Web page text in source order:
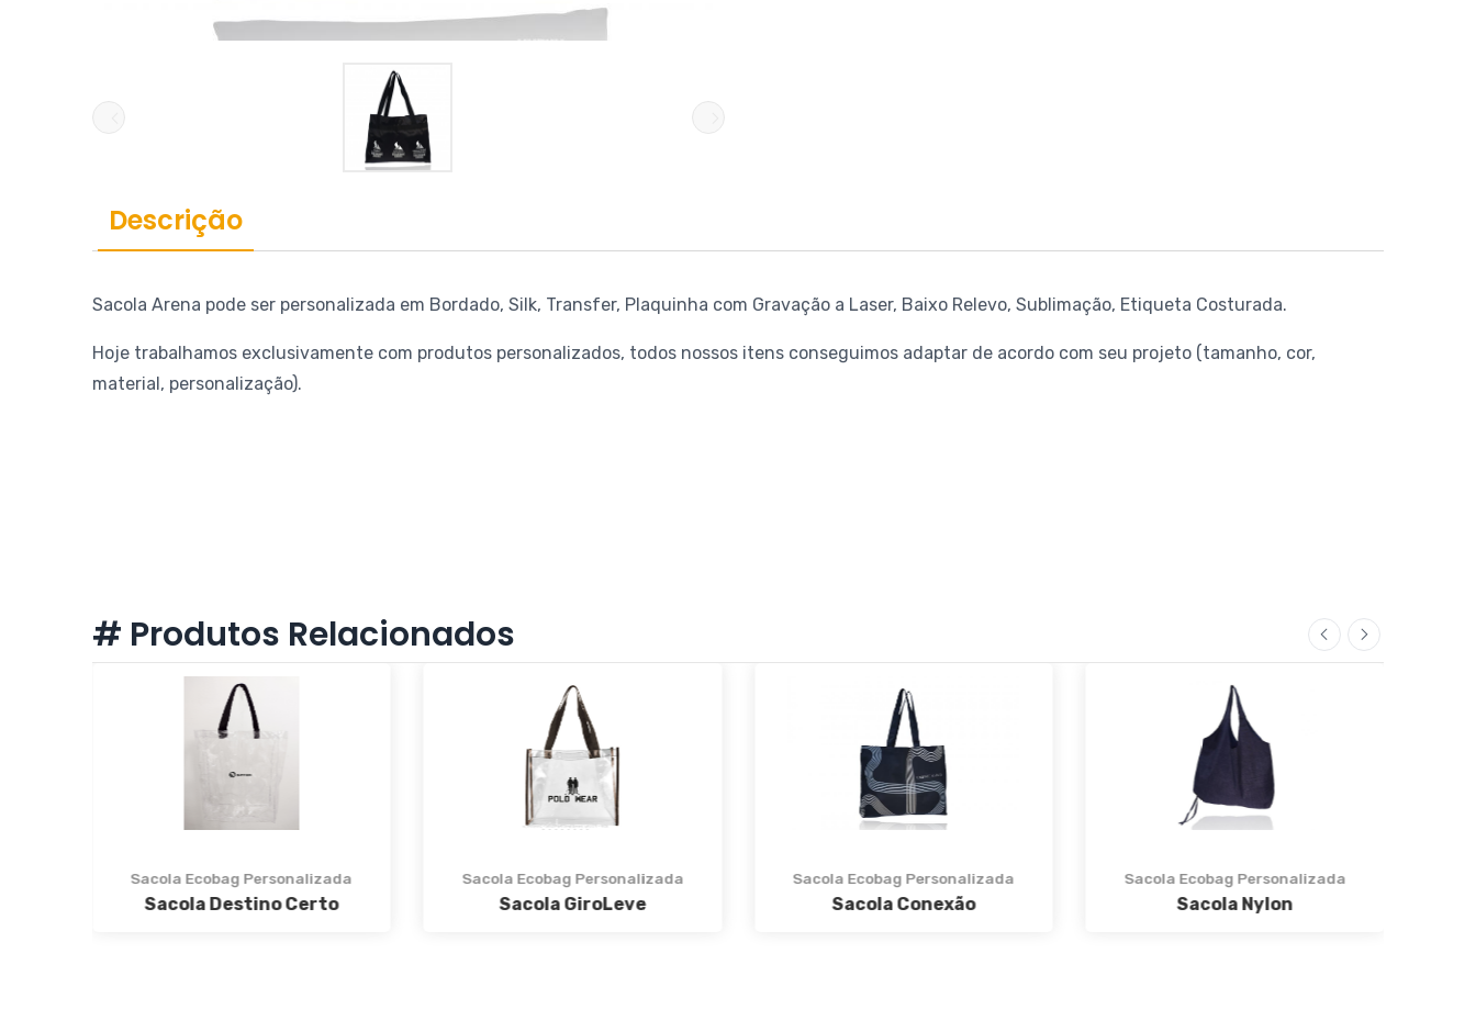
Descrição
Sacola Arena pode ser personalizada em Bordado, Silk, Transfer, Plaquinha com Gravação a Laser, Baixo Relevo, Sublimação, Etiqueta Costurada.
Hoje trabalhamos exclusivamente com produtos personalizados, todos nossos itens conseguimos adaptar de acordo com seu projeto (tamanho, cor,
material, personalização).
# Produtos Relacionados
Sacola Ecobag Personalizada
Sacola Destino Certo
Sacola Ecobag Personalizada
Sacola GiroLeve
Sacola Ecobag Personalizada
Sacola Conexão
Sacola Ecobag Personalizada
Sacola Nylon